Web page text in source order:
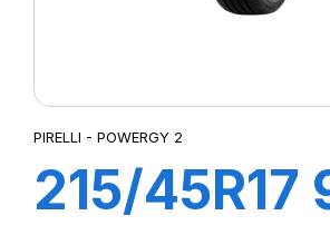
PIRELLI - POWERGY 2
215/45R17